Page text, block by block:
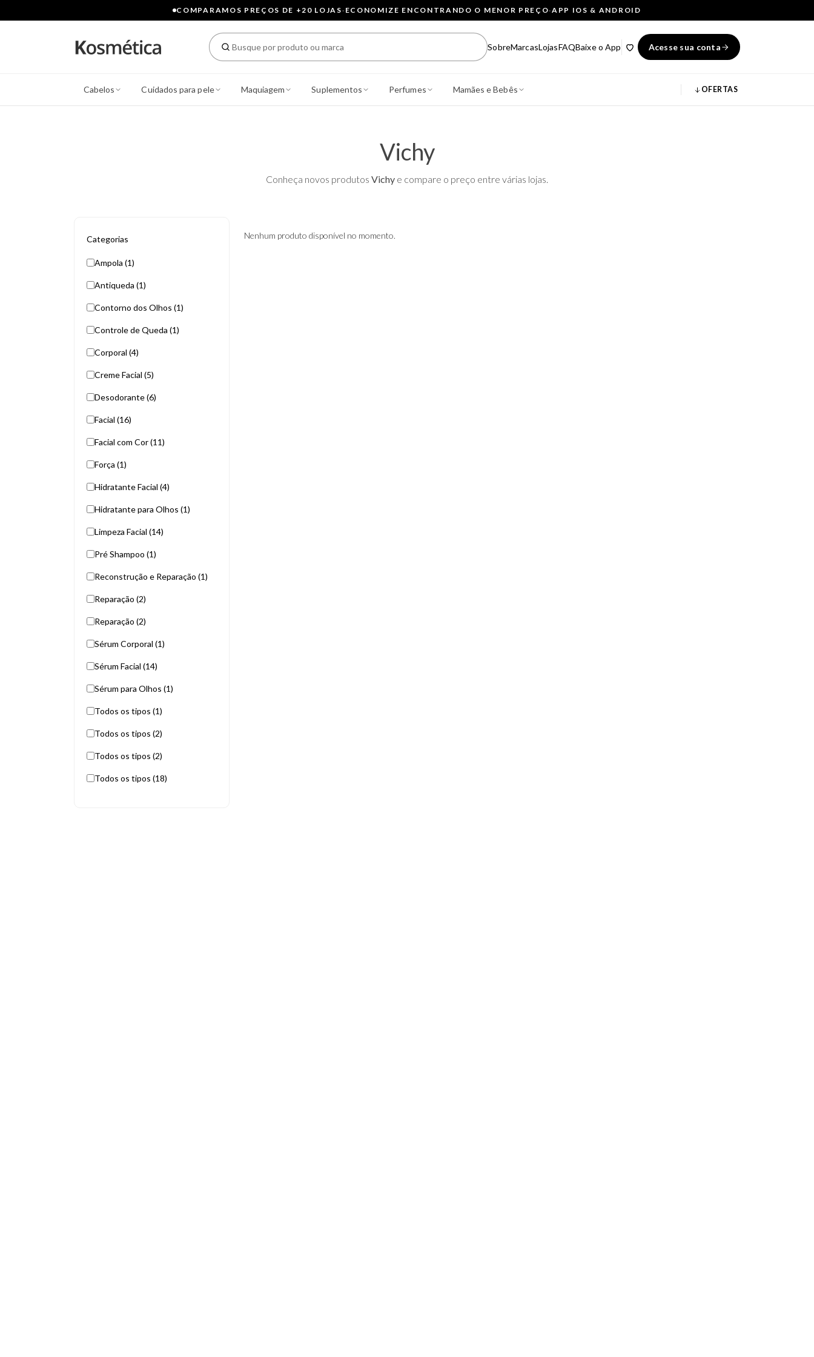
COMPARAMOS PREÇOS DE +20 LOJAS· ECONOMIZE ENCONTRANDO O MENOR PREÇO·APP IOS & ANDROID
SobreMarcasLojasFAQBaixe o App Acesse sua conta
Cabelos Cuidados para pele Maquiagem Suplementos Perfumes Mamães e Bebês OFERTAS
Vichy
Conheça novos produtos Vichy e compare o preço entre várias lojas.
Categorias
Ampola (1)
Antiqueda (1)
Contorno dos Olhos (1)
Controle de Queda (1)
Corporal (4)
Creme Facial (5)
Desodorante (6)
Facial (16)
Facial com Cor (11)
Força (1)
Hidratante Facial (4)
Hidratante para Olhos (1)
Limpeza Facial (14)
Pré Shampoo (1)
Reconstrução e Reparação (1)
Reparação (2)
Reparação (2)
Sérum Corporal (1)
Sérum Facial (14)
Sérum para Olhos (1)
Todos os tipos (1)
Todos os tipos (2)
Todos os tipos (2)
Todos os tipos (18)
Nenhum produto disponível no momento.